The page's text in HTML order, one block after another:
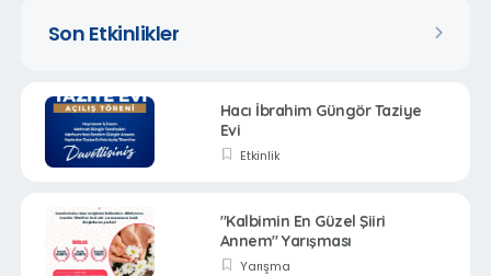
Son Etkinlikler
Hacı İbrahim Güngör Taziye
Evi
Etkinlik
"Kalbimin En Güzel Şiiri
Annem" Yarışması
Yarışma